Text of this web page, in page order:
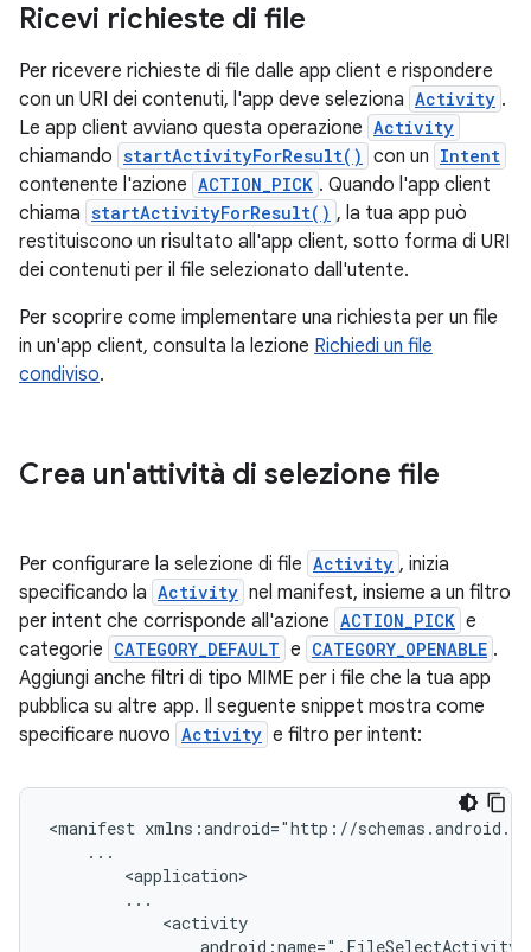
Ricevi richieste di file
Per ricevere richieste di file dalle app client e rispondere
con un URI dei contenuti, l'app deve seleziona Activity .
Le app client avviano questa operazione Activity
chiamando startActivityForResult() con un Intent
contenente l'azione ACTION_PICK . Quando l'app client
chiama startActivityForResult() , la tua app può
restituiscono un risultato all'app client, sotto forma di URI
dei contenuti per il file selezionato dall'utente.
Per scoprire come implementare una richiesta per un file
in un'app client, consulta la lezione Richiedi un file
condiviso.
Crea un'attività di selezione file
Per configurare la selezione di file Activity , inizia
specificando la Activity nel manifest, insieme a un filtro
per intent che corrisponde all'azione ACTION_PICK e
categorie CATEGORY_DEFAULT e CATEGORY_OPENABLE .
Aggiungi anche filtri di tipo MIME per i file che la tua app
pubblica su altre app. Il seguente snippet mostra come
specificare nuovo Activity e filtro per intent:
<manifest